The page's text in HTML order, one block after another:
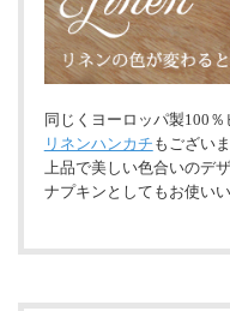
同じくヨーロッパ製100
リネンハンカチ もございま
上品で美しい色合いのデザ
ナプキンとしてもお使いい